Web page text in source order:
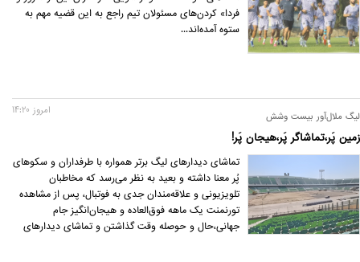
فردا» کردن‌های مسئولان تیم راجع به این قضیه مهم به
ستوه آمده‌اند...
لیگ ملال‌آور بیست وشش
زمین پَر،تماشاگر پَر،هیجان پَر!
امروز 14:20
تماشای دیدارهای لیگ برتر همواره با طرفداران و سکوهای
پُر معنا داشته و بعید به نظر می‌رسد که مخاطبان
تلویزیونی و علاقه‌مندان جدی به فوتبال، پس از مشاهده
تورنمنت یک ماهه فوق‌العاده و هیجان‌انگیز جام
جهانی،حال و حوصله وقت گذاشتن و تماشای دیدارهای